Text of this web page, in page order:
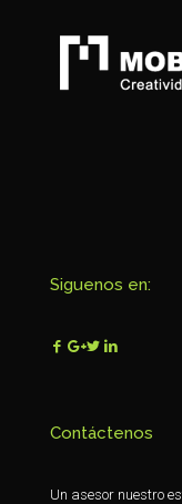
Siguenos en:
Contáctenos
Un asesor nuestro